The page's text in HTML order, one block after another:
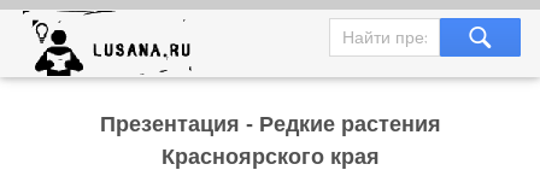
Презентация - Редкие растения
Красноярского края